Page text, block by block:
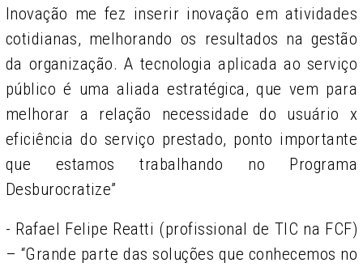
Inovação me fez inserir inovação em atividades
cotidianas, melhorando os resultados na gestão
da organização. A tecnologia aplicada ao serviço
público é uma aliada estratégica, que vem para
melhorar a relação necessidade do usuário x
eficiência do serviço prestado, ponto importante
que estamos trabalhando no Programa
Desburocratize”
- Rafael Felipe Reatti (profissional de TIC na FCF)
– “Grande parte das soluções que conhecemos no